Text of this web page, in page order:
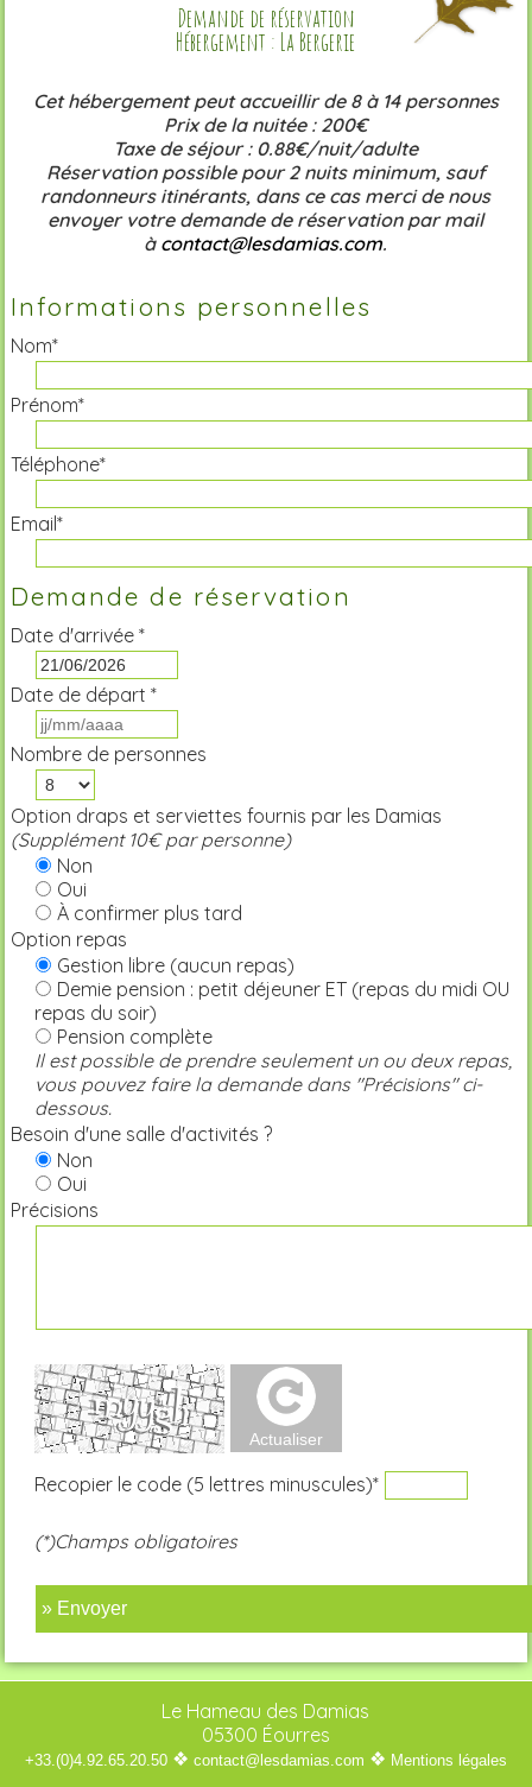
Demande de réservation
Hébergement : La Bergerie
Cet hébergement peut accueillir de 8 à 14 personnes
Prix de la nuitée : 200€
Taxe de séjour : 0.88€/nuit/adulte
Réservation possible pour 2 nuits minimum, sauf
randonneurs itinérants, dans ce cas merci de nous
envoyer votre demande de réservation par mail
à contact@lesdamias.com.
Informations personnelles
Nom*
Prénom*
Téléphone*
Email*
Demande de réservation
Date d'arrivée *
Date de départ *
Nombre de personnes
Option draps et serviettes fournis par les Damias
(Supplément 10€ par personne)
Non
Oui
À confirmer plus tard
Option repas
Gestion libre (aucun repas)
Demie pension : petit déjeuner ET (repas du midi OU
repas du soir)
Pension complète
Il est possible de prendre seulement un ou deux repas,
vous pouvez faire la demande dans "Précisions" ci-
dessous.
Besoin d'une salle d'activités ?
Non
Oui
Précisions
Recopier le code (5 lettres minuscules)*
(*)Champs obligatoires
» Envoyer
Le Hameau des Damias
05300 Éourres
+33.(0)4.92.65.20.50 ❖ contact@lesdamias.com ❖ Mentions légales